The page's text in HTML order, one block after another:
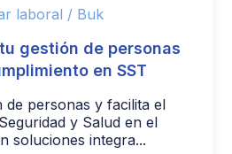
laboral / Buk
gestión de personas
en SST
de personas y facilita el
y Salud en el
soluciones integra...